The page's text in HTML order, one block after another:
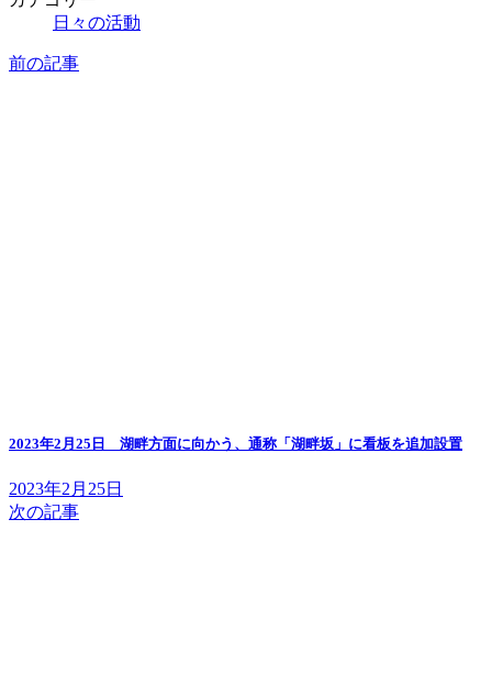
日々の活動
前の記事
2023年2月25日 湖畔方面に向かう、通称「湖畔坂」に看板を追加設置
2023年2月25日
次の記事